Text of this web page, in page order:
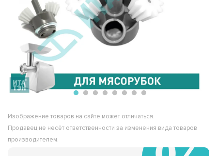
Изображение товаров на сайте может отличаться.
Продавец не несёт ответственности за изменения вида товаров
производителем.